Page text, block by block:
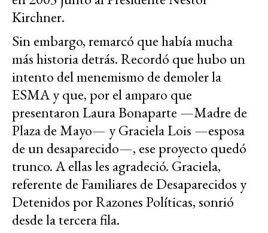
Kirchner.
Sin embargo, remarcó que había mucha
más historia detrás. Recordó que hubo un
intento del menemismo de demoler la
ESMA y que, por el amparo que
presentaron Laura Bonaparte —Madre de
Plaza de Mayo— y Graciela Lois —esposa
de un desaparecido—, ese proyecto quedó
trunco. A ellas les agradeció. Graciela,
referente de Familiares de Desaparecidos y
Detenidos por Razones Políticas, sonrió
desde la tercera fila.